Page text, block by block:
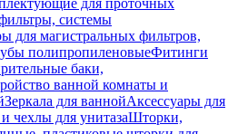
для проточных
системы
для магистральных фильтров,
полипропиленовыеФитинги
баки,
ванной комнаты и
Зеркала для ваннойАксессуары для
чехлы для унитазаШторки,